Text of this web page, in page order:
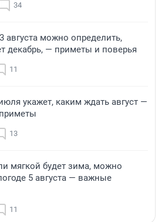
34
августа можно определить,
декабрь, — приметы и поверья
11
укажет, каким ждать август —
13
мягкой будет зима, можно
5 августа — важные
11